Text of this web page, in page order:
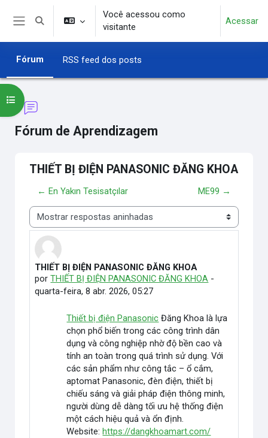
Ir para o conteúdo principal
Alternar entrada de pesquisa
Você acessou como
visitante
Acessar
Fórum RSS feed dos posts
Fórum de Aprendizagem
Abrir índice do curso
THIẾT BỊ ĐIỆN PANASONIC ĐĂNG KHOA
← En Yakın Tesisatçılar ME99 →
Modo de visualização
THIẾT BỊ ĐIỆN PANASONIC ĐĂNG KHOA
porTHIẾT BỊ ĐIỆN PANASONIC ĐĂNG KHOA -
quarta-feira, 8 abr. 2026, 05:27
Número de respostas: 0
Thiết bị điện Panasonic Đăng Khoa là lựa
chọn phổ biến trong các công trình dân
dụng và công nghiệp nhờ độ bền cao và
tính an toàn trong quá trình sử dụng. Với
các sản phẩm như công tắc – ổ cắm,
aptomat Panasonic, đèn điện, thiết bị
chiếu sáng và giải pháp điện thông minh,
người dùng dễ dàng tối ưu hệ thống điện
một cách hiệu quả và ổn định.
Website: https://dangkhoamart.com/